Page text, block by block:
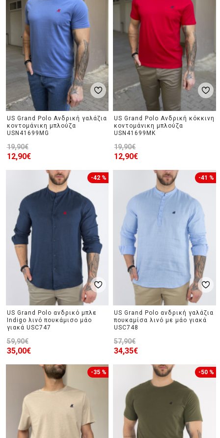
US Grand Polo Ανδρική γαλάζια
κοντομάνικη μπλούζα
USN41699MG
12,90€
19,90€
US Grand Polo Ανδρική κόκκινη
κοντομάνικη μπλούζα
USN41699MK
12,90€
19,90€
-42 %
US Grand Polo ανδρικό μπλε
Indigo λινό πουκάμισο μάο
γιακά USC747
35,00€
59,90€
-41 %
US Grand Polo ανδρική γαλάζια
πουκαμίσα λινό με μάο γιακά
USC748
34,35€
57,90€
-35 % -50 %